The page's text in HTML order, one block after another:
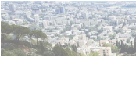
לחץ
כאן
לחץ
כדי